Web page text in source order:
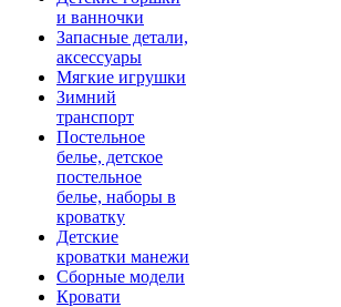
и ванночки
Запасные детали,
аксессуары
Мягкие игрушки
Зимний
транспорт
Постельное
белье, детское
постельное
белье, наборы в
кроватку
Детские
кроватки манежи
Сборные модели
Кровати